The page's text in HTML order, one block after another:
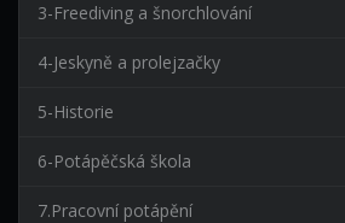
3-Freediving a šnorchlování
4-Jeskyně a prolejzačky
5-Historie
6-Potápěčská škola
7.Pracovní potápění